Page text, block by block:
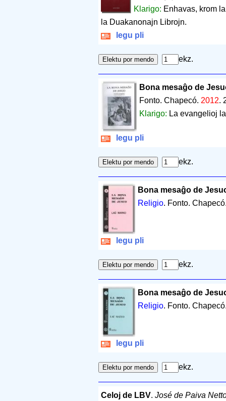
Klarigo: Enhavas, krom
la Duakanonajn Librojn.
legu pli
ekz.
Bona mesaĝo de
Fonto. Chapecó. 2012.
Klarigo: La evangelioj
legu pli
ekz.
Bona mesaĝo de
Religio. Fonto.
legu pli
ekz.
Bona mesaĝo de
Religio. Fonto.
legu pli
ekz.
Celoj de LBV. José de Paiva